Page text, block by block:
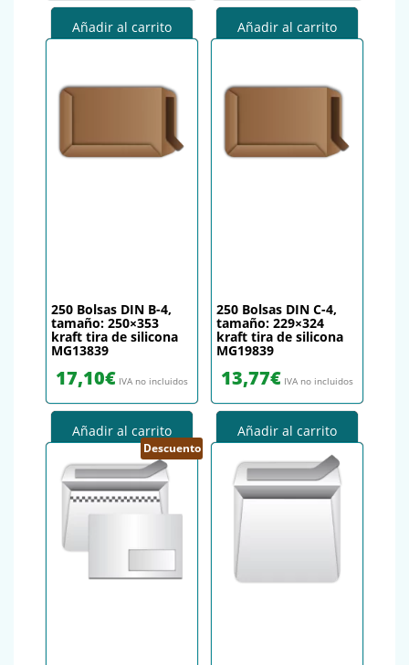
Añadir al carrito Añadir al carrito
250 Bolsas DIN B-4,
tamaño: 250×353
kraft tira de silicona
MG13839
17,10€ IVA no incluidos
Añadir al carrito
250 Bolsas DIN C-4,
tamaño: 229×324
kraft tira de silicona
MG19839
13,77€ IVA no incluidos
Añadir al carrito
Descuento